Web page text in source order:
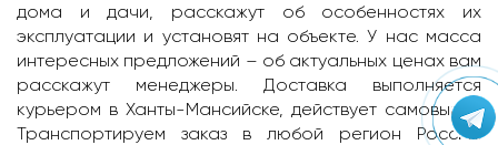
дома и дачи, расскажут об особенностях их
эксплуатации и установят на объекте. У нас масса
интересных предложений – об актуальных ценах вам
расскажут менеджеры. Доставка выполняется
курьером в Ханты-Мансийске, действует самовывоз.
Транспортируем заказ в любой регион России.